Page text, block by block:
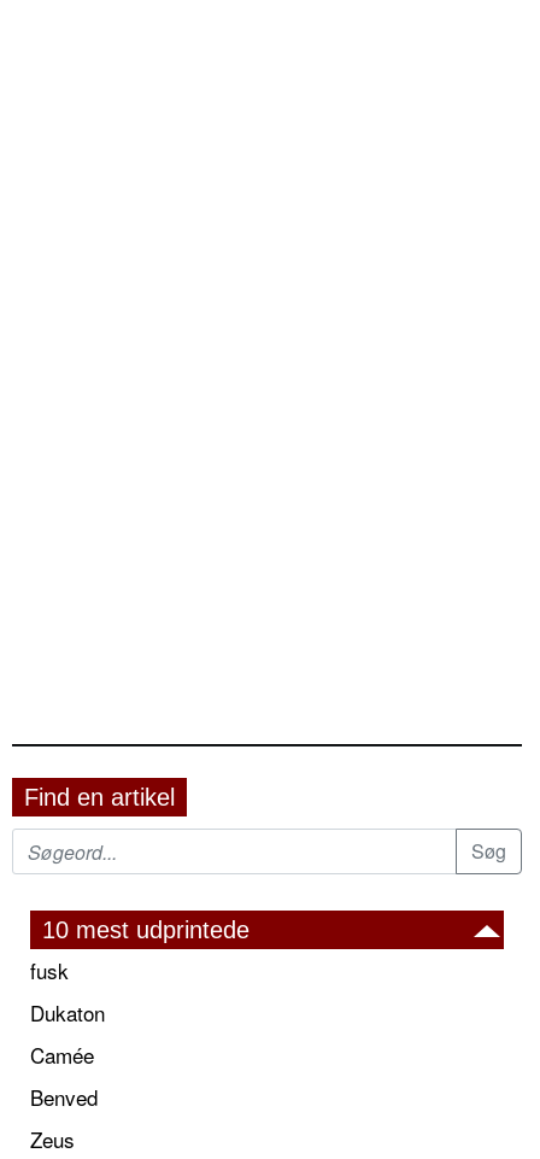
Find en artikel
10 mest udprintede
fusk
Dukaton
Camée
Benved
Zeus